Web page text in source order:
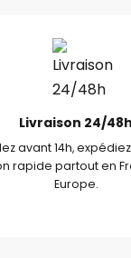
Livraison 24/48h
avant 14h,
rapide partout en
Europe.